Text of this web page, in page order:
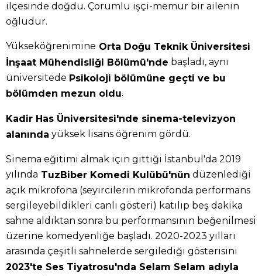
ilçesinde doğdu. Çorumlu işçi-memur bir ailenin
oğludur.
Yükseköğrenimine Orta Doğu Teknik Üniversitesi
İnşaat Mühendisliği Bölümü'nde başladı, aynı
üniversitede Psikoloji bölümüne geçti ve bu
bölümden mezun oldu.
Kadir Has Üniversitesi'nde sinema-televizyon
alanında yüksek lisans öğrenim gördü.
Sinema eğitimi almak için gittiği İstanbul'da 2019
yılında TuzBiber Komedi Kulübü'nün düzenlediği
açık mikrofona (seyircilerin mikrofonda performans
sergileyebildikleri canlı gösteri) katılıp beş dakika
sahne aldıktan sonra bu performansının beğenilmesi
üzerine komedyenliğe başladı. 2020-2023 yılları
arasında çeşitli sahnelerde sergilediği gösterisini
2023'te Ses Tiyatrosu'nda Selam Selam adıyla